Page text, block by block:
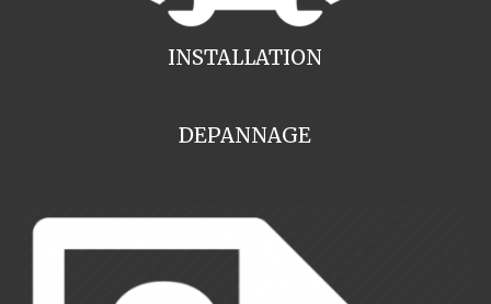
INSTALLATION
DEPANNAGE